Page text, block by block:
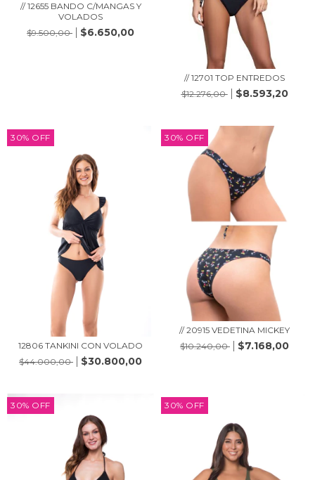
// 12655 BANDO C/MANGAS Y
VOLADOS
$9.500,00
$6.650,00
// 12701 TOP ENTREDOS
$12.276,00
$8.593,20
30% OFF
12806 TANKINI CON VOLADO
$44.000,00
$30.800,00
30% OFF
// 20915 VEDETINA MICKEY
$10.240,00
$7.168,00
30% OFF 30% OFF